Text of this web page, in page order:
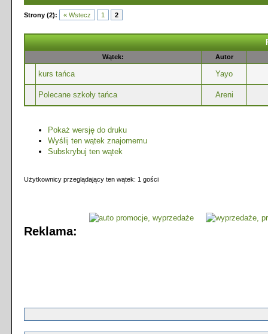
Strony (2): « Wstecz 1 2
Wątek: Autor
kurs tańca Yayo
Polecane szkoły tańca Areni
Pokaż wersję do druku
Wyślij ten wątek znajomemu
Subskrybuj ten wątek
Użytkownicy przeglądający ten wątek: 1 gości
Reklama: